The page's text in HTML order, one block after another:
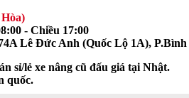
- Chiều 17:00
Lê Đức Anh (Quốc Lộ 1A),
sỉ/lẻ xe nâng cũ đấu giá tại Nhật.
quốc.